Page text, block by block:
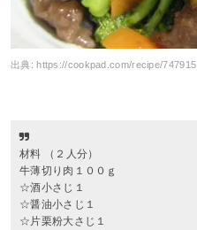
出典:https://cookpad.com/recipe/747915
材料 （２人分）
牛薄切り肉１００ｇ
☆酒小さじ１
☆醤油小さじ１
☆片栗粉大さじ１